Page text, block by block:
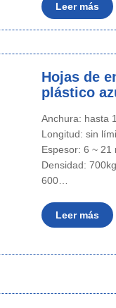
Leer más
Hojas de
plástico
Anchura: hasta
Longitud: sin
Espesor: 6 ~ 21
Densidad:
600…
Leer más